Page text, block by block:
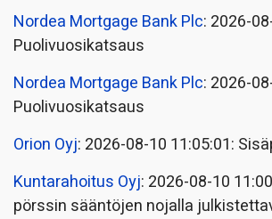
Nordea Mortgage Bank Plc: 2026-
Puolivuosikatsaus
Nordea Mortgage Bank Plc: 2026-
Puolivuosikatsaus
Orion Oyj: 2026-08-10 11:05:01:
Kuntarahoitus Oyj: 2026-08-10
pörssin sääntöjen nojalla